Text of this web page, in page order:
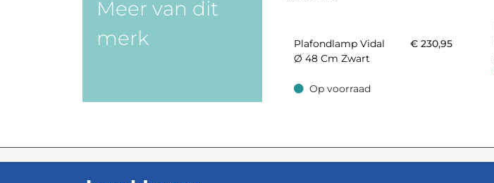
Meer van dit
merk
Plafondlamp Vidal
Ø 48 Cm Zwart
€ 230,95
Op voorraad
Op voorraad